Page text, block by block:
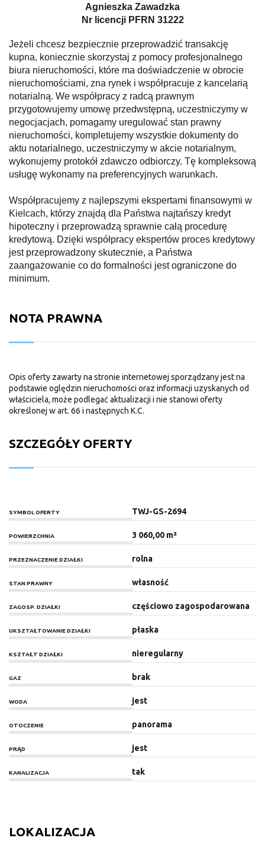
Agnieszka Zawadzka
Nr licencji PFRN 31222
Jeżeli chcesz bezpiecznie przeprowadzić transakcję
kupna, koniecznie skorzystaj z pomocy profesjonalnego
biura nieruchomości, które ma doświadczenie w obrocie
nieruchomościami, zna rynek i współpracuje z kancelarią
notarialną. We współpracy z radcą prawnym
przygotowujemy umowę przedwstępną, uczestniczymy w
negocjacjach, pomagamy uregulować stan prawny
nieruchomości, kompletujemy wszystkie dokumenty do
aktu notarialnego, uczestniczymy w akcie notarialnym,
wykonujemy protokół zdawczo odbiorczy. Tę kompleksową
usługę wykonamy na preferencyjnych warunkach.
Współpracujemy z najlepszymi ekspertami finansowymi w
Kielcach, którzy znajdą dla Państwa najtańszy kredyt
hipoteczny i przeprowadzą sprawnie całą procedurę
kredytową. Dzięki współpracy ekspertów proces kredytowy
jest przeprowadzony skutecznie, a Państwa
zaangażowanie co do formalności jest ograniczone do
minimum.
NOTA PRAWNA
Opis oferty zawarty na stronie internetowej sporządzany jest na
podstawie oględzin nieruchomości oraz informacji uzyskanych od
właściciela, może podlegać aktualizacji i nie stanowi oferty
określonej w art. 66 i następnych K.C.
SZCZEGÓŁY OFERTY
SYMBOL OFERTY TWJ-GS-2694
POWIERZCHNIA 3 060,00 m²
PRZEZNACZENIE DZIAŁKI rolna
STAN PRAWNY własność
ZAGOSP. DZIAŁKI częściowo zagospodarowana
UKSZTAŁTOWANIE DZIAŁKI płaska
KSZTAŁT DZIAŁKI nieregularny
GAZ brak
WODA jest
OTOCZENIE panorama
PRĄD jest
KANALIZACJA tak
LOKALIZACJA